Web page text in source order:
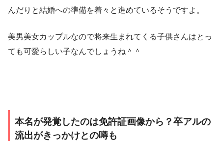
んだりと結婚への準備を着々と進めているそうですよ。
美男美女カップルなので将来生まれてくる子供さんはとっ
ても可愛らしい子なんでしょうね＾＾
本名が発覚したのは免許証画像から？卒アルの
流出がきっかけとの噂も